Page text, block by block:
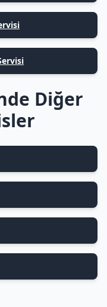
Diğer